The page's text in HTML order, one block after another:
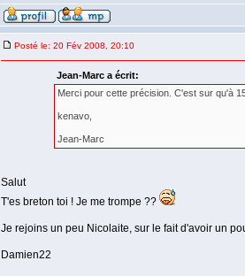
Posté le: 20 Fév 2008, 20:10
Jean-Marc a écrit:
Merci pour cette précision. C'est sur qu'à
kenavo,
Jean-Marc
Salut
T'es breton toi ! Je me trompe ??
Je rejoins un peu Nicolaite, sur le fait d'avoir un
Damien22